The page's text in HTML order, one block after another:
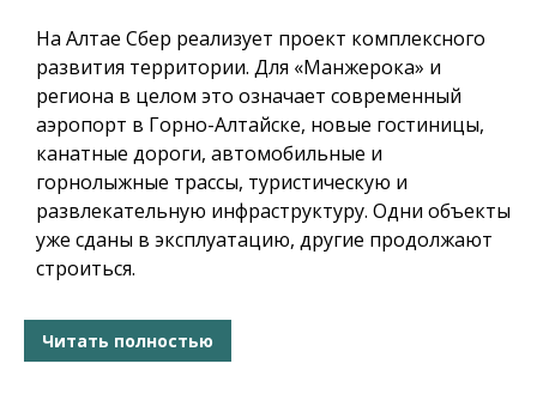
На Алтае Сбер реализует проект комплексного
развития территории. Для «Манжерока» и
региона в целом это означает современный
аэропорт в Горно-Алтайске, новые гостиницы,
канатные дороги, автомобильные и
горнолыжные трассы, туристическую и
развлекательную инфраструктуру. Одни объекты
уже сданы в эксплуатацию, другие продолжают
строиться.
Читать полностью